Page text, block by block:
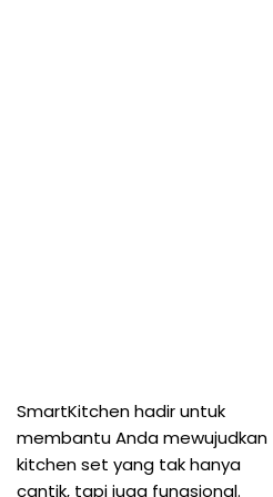
SmartKitchen hadir untuk
membantu Anda mewujudkan
kitchen set yang tak hanya
cantik, tapi juga fungsional.